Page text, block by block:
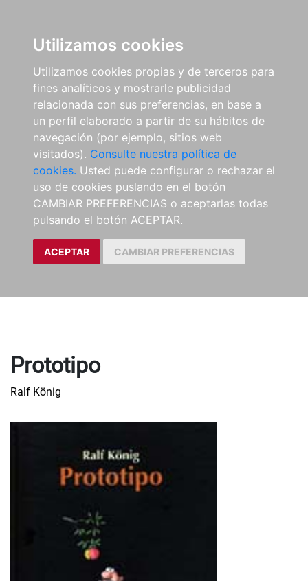
Utilizamos cookies
Utilizamos cookies propias y de terceros para
fines analíticos y mostrarle publicidad
relacionada con sus preferencias, en base a
un perfil elaborado a partir de su hábitos de
navegación (por ejemplo, sitios web
visitados). Consulte nuestra política de
cookies. Usted puede configurar o rechazar el
uso de cookies puslando en el botón
CAMBIAR PREFERENCIAS o aceptarlas todas
pulsando el botón ACEPTAR.
ACEPTAR CAMBIAR PREFERENCIAS
Prototipo
Ralf König